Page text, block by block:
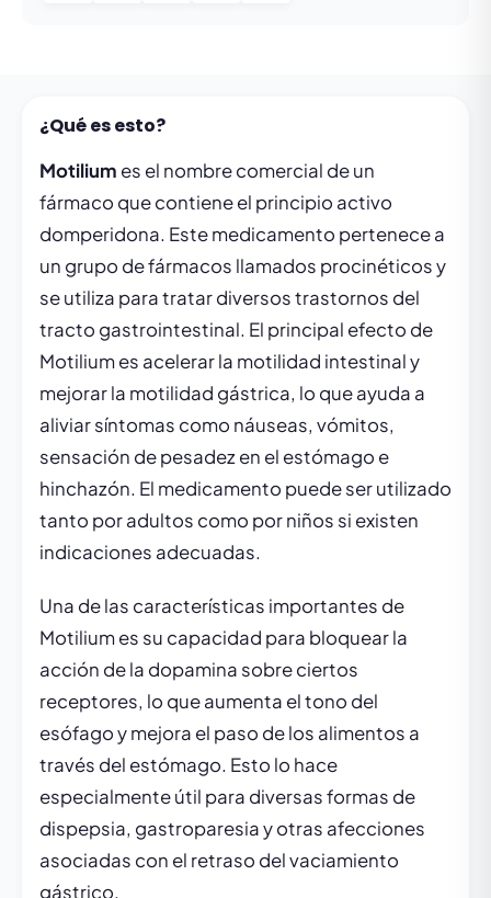
¿Qué es esto?
Motilium es el nombre comercial de un
fármaco que contiene el principio activo
domperidona. Este medicamento pertenece a
un grupo de fármacos llamados procinéticos y
se utiliza para tratar diversos trastornos del
tracto gastrointestinal. El principal efecto de
Motilium es acelerar la motilidad intestinal y
mejorar la motilidad gástrica, lo que ayuda a
aliviar síntomas como náuseas, vómitos,
sensación de pesadez en el estómago e
hinchazón. El medicamento puede ser utilizado
tanto por adultos como por niños si existen
indicaciones adecuadas.
Una de las características importantes de
Motilium es su capacidad para bloquear la
acción de la dopamina sobre ciertos
receptores, lo que aumenta el tono del
esófago y mejora el paso de los alimentos a
través del estómago. Esto lo hace
especialmente útil para diversas formas de
dispepsia, gastroparesia y otras afecciones
asociadas con el retraso del vaciamiento
gástrico.